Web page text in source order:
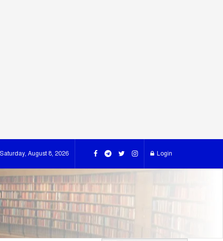
Saturday, August 8, 2026 Login